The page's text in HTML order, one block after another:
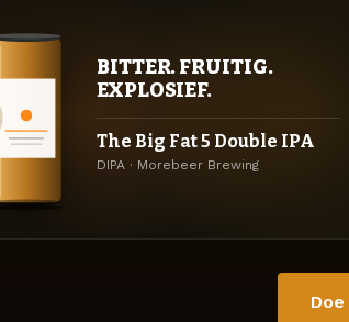
BITTER. FRUITIG.
EXPLOSIEF.
The Big Fat 5 Double IPA
DIPA · Morebeer Brewing